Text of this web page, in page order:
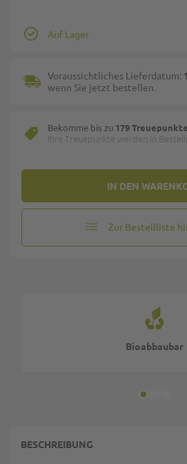
IN DEN
Auf Lager
Voraussichtliches Lieferdatum:
wenn Sie jetzt bestellen.
Bekomme bis zu 179 Treuepunkte
Ihre Treuepunkte werden in
Zur Bestellliste
Bioabbaubar
BESCHREIBUNG